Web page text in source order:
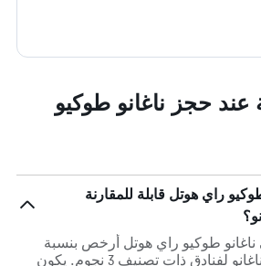
عند حجز ناغانو طوكيو
راي هوتل قابلة للمقارنة
طوكيو راي هوتل أرخص بنسبة
35% عن الوسطي في ناغانو لفنادق ذات تصنيف 3 نجوم. يكون